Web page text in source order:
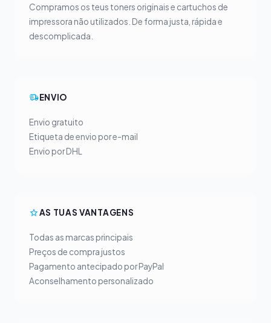
Compramos os teus toners originais e cartuchos de
impressora não utilizados. De forma justa, rápida e
descomplicada.
ENVIO
Envio gratuito
Etiqueta de envio por e-mail
Envio por DHL
AS TUAS VANTAGENS
Todas as marcas principais
Preços de compra justos
Pagamento antecipado por PayPal
Aconselhamento personalizado